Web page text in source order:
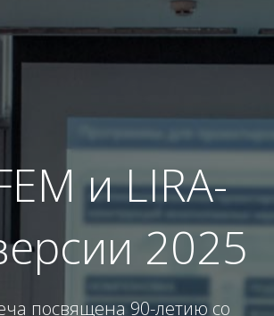
и LIRA-
2025
посвящена 90-летию со